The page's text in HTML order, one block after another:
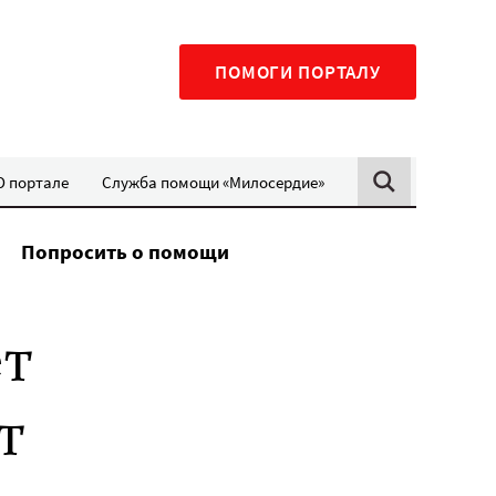
ПОМОГИ ПОРТАЛУ
портале Служба помощи «Милосердие»
Попросить о помощи